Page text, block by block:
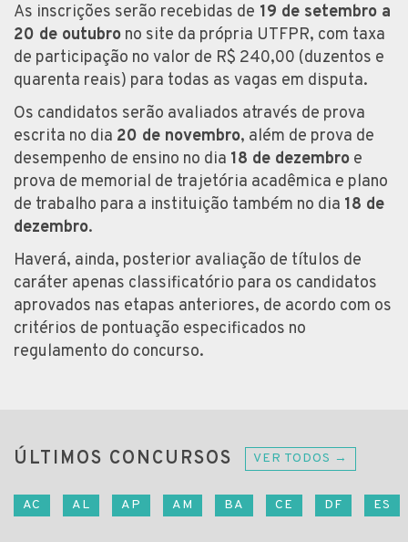
As inscrições serão recebidas de 19 de setembro a
20 de outubro no site da própria UTFPR, com taxa
de participação no valor de R$ 240,00 (duzentos e
quarenta reais) para todas as vagas em disputa.
Os candidatos serão avaliados através de prova
escrita no dia 20 de novembro, além de prova de
desempenho de ensino no dia 18 de dezembro e
prova de memorial de trajetória acadêmica e plano
de trabalho para a instituição também no dia 18 de
dezembro.
Haverá, ainda, posterior avaliação de títulos de
caráter apenas classificatório para os candidatos
aprovados nas etapas anteriores, de acordo com os
critérios de pontuação especificados no
regulamento do concurso.
ÚLTIMOS CONCURSOS VER TODOS →
AC AL AP AM BA CE DF ES